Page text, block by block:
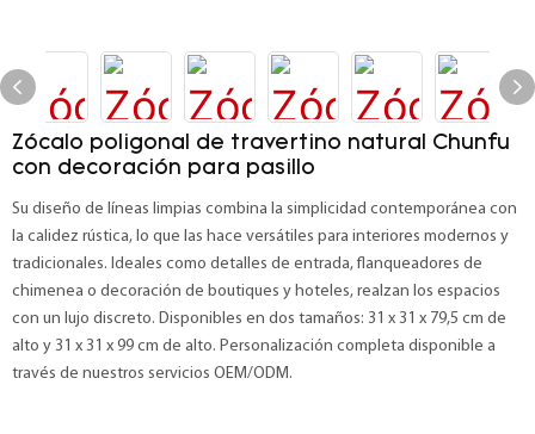
Zócalo poligonal de travertino natural Chunfu
con decoración para pasillo
Su diseño de líneas limpias combina la simplicidad contemporánea con
la calidez rústica, lo que las hace versátiles para interiores modernos y
tradicionales. Ideales como detalles de entrada, flanqueadores de
chimenea o decoración de boutiques y hoteles, realzan los espacios
con un lujo discreto. Disponibles en dos tamaños: 31 x 31 x 79,5 cm de
alto y 31 x 31 x 99 cm de alto. Personalización completa disponible a
través de nuestros servicios OEM/ODM.